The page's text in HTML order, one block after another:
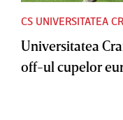
CS UNIVERSITATEA
Universitatea
off-ul cupelor